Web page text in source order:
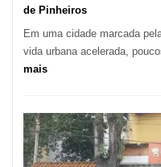
de Pinheiros
Em uma cidade marcada
vida urbana acelerada,
mais:
Manga
Se
Tornou